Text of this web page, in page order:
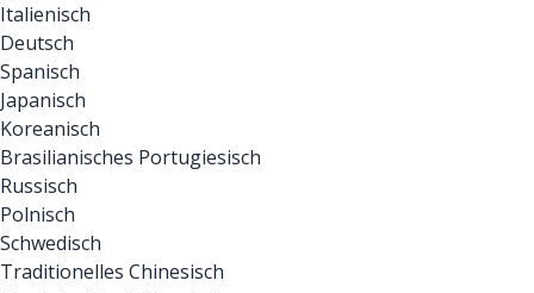
Italienisch
Deutsch
Spanisch
Japanisch
Koreanisch
Brasilianisches Portugiesisch
Russisch
Polnisch
Schwedisch
Traditionelles Chinesisch